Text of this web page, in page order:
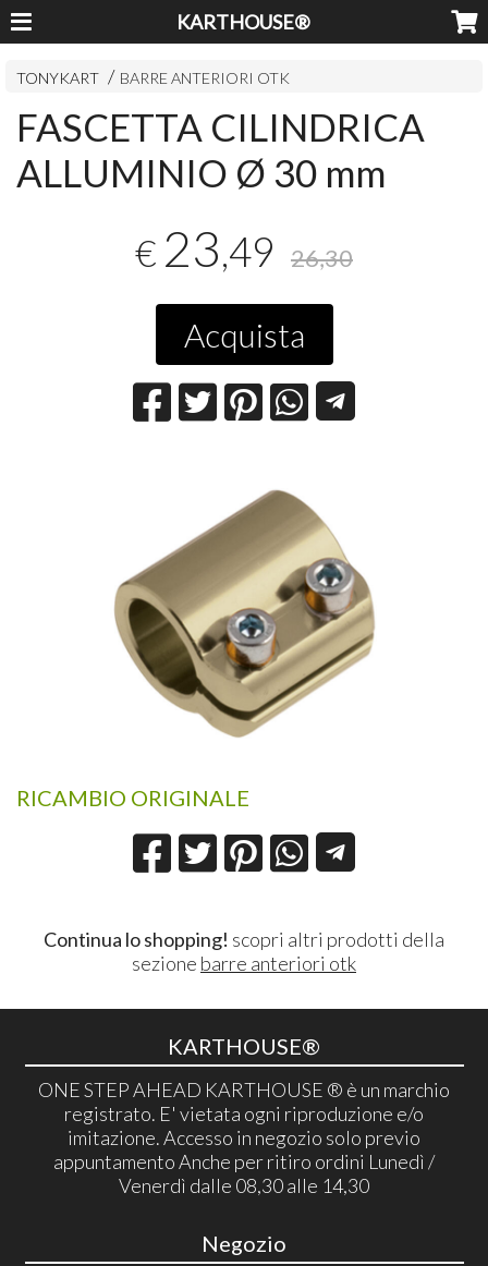
KARTHOUSE®
TONYKART BARRE ANTERIORI OTK
FASCETTA CILINDRICA
ALLUMINIO Ø 30 mm
€ 23,49 26,30
Acquista
RICAMBIO ORIGINALE
Continua lo shopping! scopri altri prodotti della
sezione barre anteriori otk
KARTHOUSE®
ONE STEP AHEAD KARTHOUSE ® è un marchio
registrato. E' vietata ogni riproduzione e/o
imitazione. Accesso in negozio solo previo
appuntamento Anche per ritiro ordini Lunedì /
Venerdì dalle 08,30 alle 14,30
Negozio